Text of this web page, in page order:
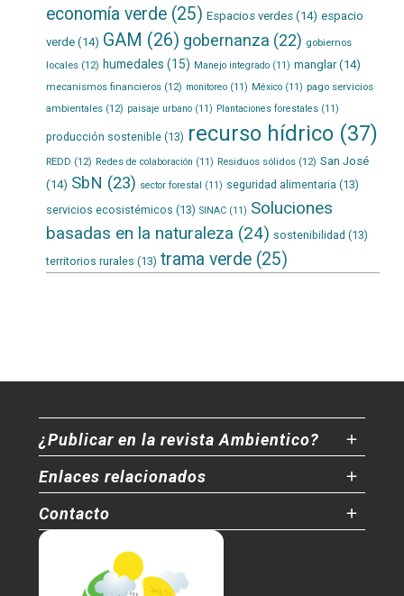
economía verde(25) Espacios verdes(14) espacio
verde(14) GAM (26) gobernanza (22) gobiernos
locales(12) humedales (15) Manejo integrado(11) manglar(14)
mecanismos financieros(12) monitoreo(11) México(11) pago servicios
ambientales(12) paisaje urbano(11) Plantaciones forestales(11)
producción sostenible(13) recurso hídrico(37)
REDD (12) Redes de colaboración (11) Residuos sólidos(12) San José
(14) SbN (23) sector forestal (11) seguridad alimentaria (13)
servicios ecosistémicos (13) SINAC(11) Soluciones
basadas en la naturaleza (24) sostenibilidad (13)
territorios rurales (13) trama verde(25)
¿Publicar en la revista Ambientico?
Enlaces relacionados
Contacto